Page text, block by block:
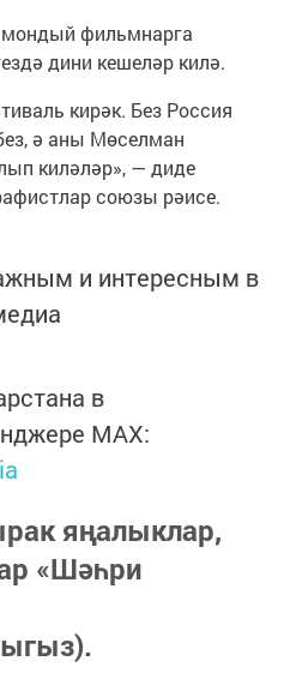
мондый фильмнарга
дини кешеләр килә.
кирәк. Без Россия
ә аны Мөселман
киләләр», — диде
союзы рәисе.
и интересным в
в
MАХ:
яңалыклар,
«Шәһри